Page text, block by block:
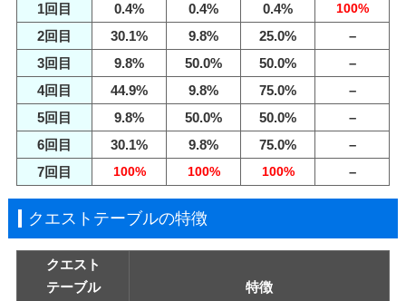
1回目
0.4% 0.4% 0.4% 100%
2回目 30.1% 9.8% 25.0%
–
3回目
9.8% 50.0% 50.0%
–
4回目
44.9% 9.8% 75.0%
–
5回目
9.8% 50.0% 50.0%
–
6回目
30.1% 9.8% 75.0%
–
7回目
100% 100% 100% –
クエストテーブルの特徴
クエスト
テーブル
特徴